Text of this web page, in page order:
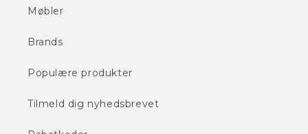
Møbler
Brands
Populære produkter
Tilmeld dig nyhedsbrevet